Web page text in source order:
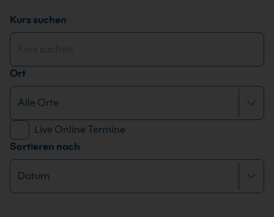
Kurs suchen
Ort
Live Online Termine
Sortieren nach